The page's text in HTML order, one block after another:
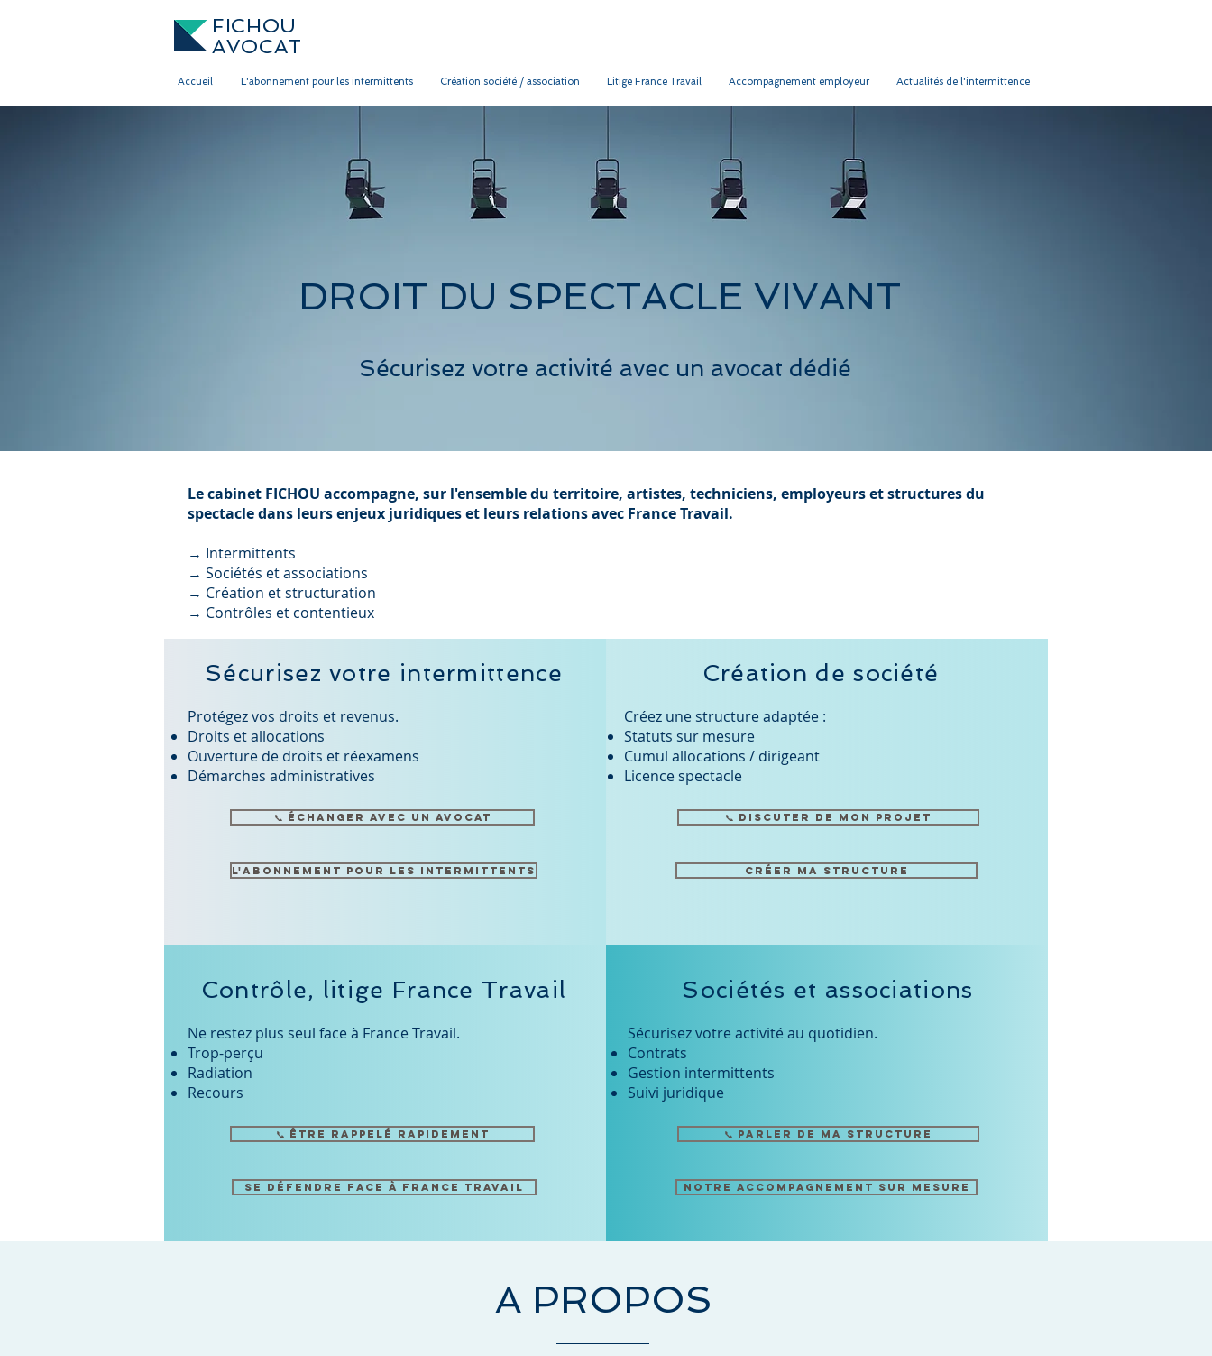
FICHOU
AVOCAT
Accueil L'abonnement pour les intermittents Création société / association Litige France Travail Accompagnement employeur Actualités de l'intermittence
DROIT DU SPECTACLE VIVANT
Sécurisez votre activité avec un avocat dédié
Le cabinet FICHOU accompagne, sur l'ensemble du territoire, artistes, techniciens, employeurs et structures du
spectacle dans leurs enjeux juridiques et leurs relations avec France Travail.
→ Intermittents
→ Sociétés et associations
→ Création et structuration
→ Contrôles et contentieux
Sécurisez votre intermittence
Protégez vos droits et revenus.
Droits et allocations
Ouverture de droits et réexamens
Démarches administratives
📞 Échanger avec un avocat
L'abonnement pour les intermittents
Création de société
Créez une structure adaptée :
Statuts sur mesure
Cumul allocations / dirigeant
Licence spectacle
📞 Discuter de mon projet
Créer ma structure
Contrôle, litige France Travail
Ne restez plus seul face à France Travail.
Trop-perçu
Radiation
Recours
📞 Être rappelé rapidement
Se défendre face à France Travail
Sociétés et associations
Sécurisez votre activité au quotidien.
Contrats
Gestion intermittents
Suivi juridique
📞 Parler de ma structure
Notre accompagnement sur mesure
A PROPOS